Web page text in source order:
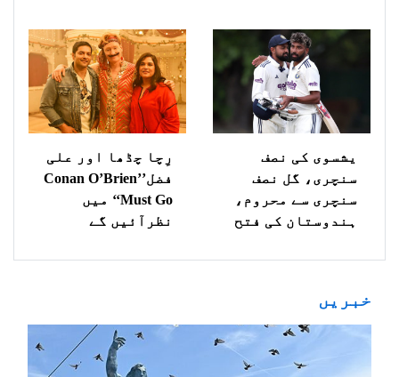
یشسوی کی نصف
سنچری، گل نصف
سنچری سے محروم،
ہندوستان کی فتح
رِچا چڈھا اور علی
فضل’’Conan O’Brien
Must Go‘‘ میں
نظرآئیں گے
خبریں